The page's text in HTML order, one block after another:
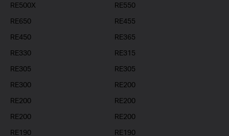
RE500X
RE550
RE650
RE455
RE450
RE365
RE330
RE315
RE305
RE305
RE300
RE200
RE200
RE200
RE200
RE200
RE190
RE190